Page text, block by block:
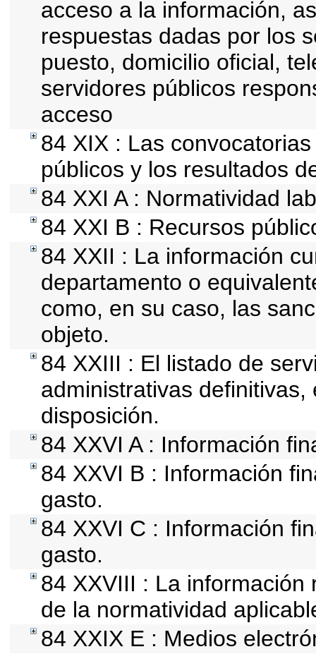
acceso a la información,
respuestas dadas por los
puesto, domicilio oficial,
servidores públicos
acceso
84 XIX : Las
públicos y los resultados
84 XXI A : Normatividad
84 XXI B : Recursos
84 XXII : La información
departamento o
como, en su caso, las
objeto.
84 XXIII : El listado de
administrativas
disposición.
84 XXVI A : Información
84 XXVI B : Información
gasto.
84 XXVI C : Información
gasto.
84 XXVIII : La
de la normatividad
84 XXIX E : Medios